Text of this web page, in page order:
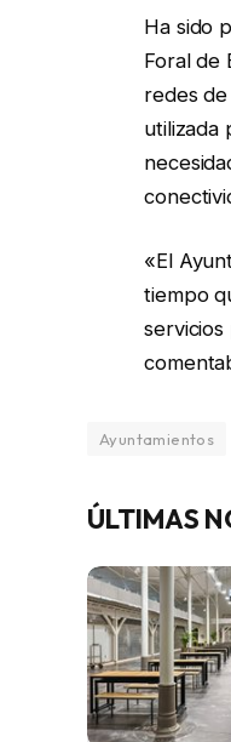
Ha sido
Foral de
redes
utilizada
«El
tiempo
Ayuntamientos
ÚLTIMAS